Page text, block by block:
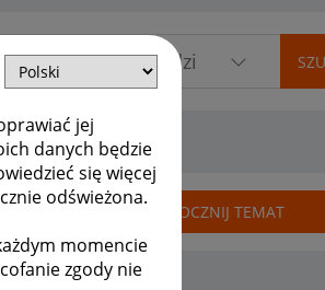
jej
danych będzie
się więcej
odświeżona.
momencie
zgody nie
ROZPOCZNIJ TEMAT